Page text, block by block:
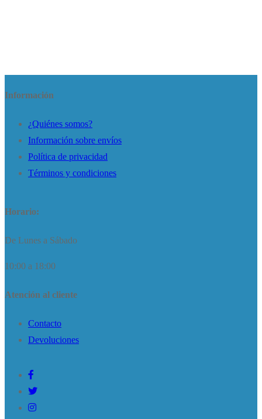
Información
¿Quiénes somos?
Información sobre envíos
Política de privacidad
Términos y condiciones
Horario:
De Lunes a Sábado
10:00 a 18:00
Atención al cliente
Contacto
Devoluciones